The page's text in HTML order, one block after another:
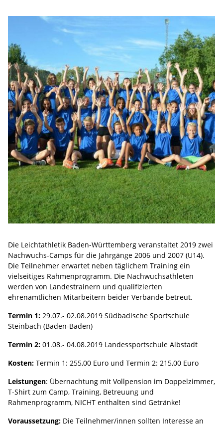
Die Leichtathletik Baden-Württemberg veranstaltet 2019 zwei
Nachwuchs-Camps für die Jahrgänge 2006 und 2007 (U14).
Die Teilnehmer erwartet neben täglichem Training ein
vielseitiges Rahmenprogramm. Die Nachwuchsathleten
werden von Landestrainern und qualifizierten
ehrenamtlichen Mitarbeitern beider Verbände betreut.
Termin 1: 29.07.- 02.08.2019 Südbadische Sportschule
Steinbach (Baden-Baden)
Termin 2: 01.08.- 04.08.2019 Landessportschule Albstadt
Kosten: Termin 1: 255,00 Euro und Termin 2: 215,00 Euro
Leistungen: Übernachtung mit Vollpension im Doppelzimmer,
T-Shirt zum Camp, Training, Betreuung und
Rahmenprogramm, NICHT enthalten sind Getränke!
Voraussetzung: Die Teilnehmer/innen sollten Interesse an